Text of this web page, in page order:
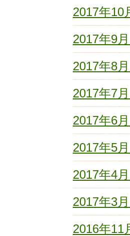
2017年10
2017年9
2017年8
2017年7
2017年6
2017年5
2017年4
2017年3
2016年11